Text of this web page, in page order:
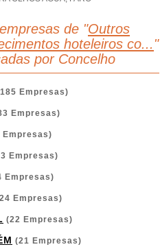
de "Outros
hoteleiros co... "
por Concelho
Empresas)
Empresas)
Empresas)
Empresas)
Empresas)
Empresas)
(22 Empresas)
(21 Empresas)